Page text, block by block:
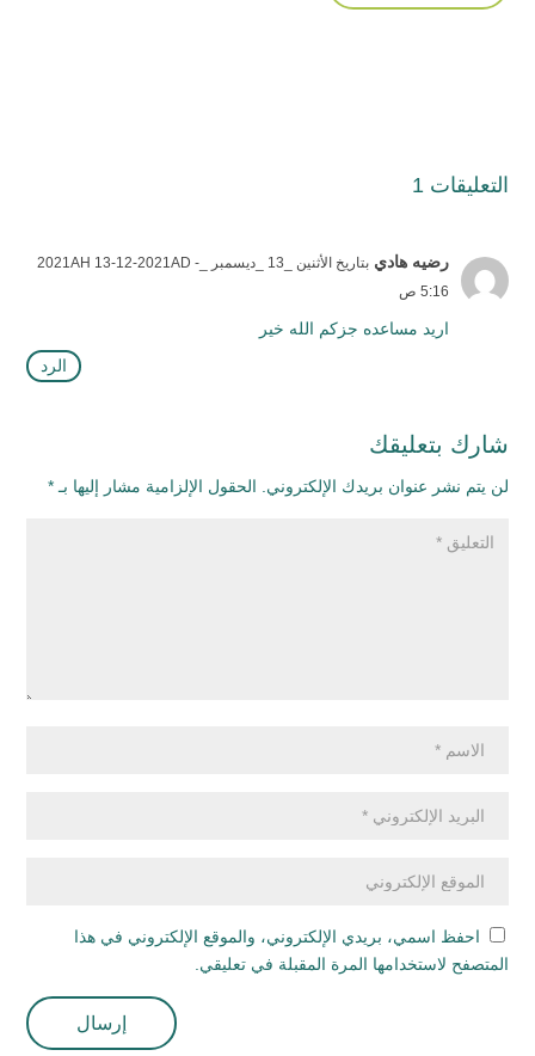
التعليقات 1
رضيه هادي
بتاريخ الأثنين _13 _ديسمبر _2021AH 13-12-2021AD -
5:16 ص
اريد مساعده جزكم الله خير
الرد
شارك بتعليقك
لن يتم نشر عنوان بريدك الإلكتروني. الحقول الإلزامية مشار إليها بـ *
احفظ اسمي، بريدي الإلكتروني، والموقع الإلكتروني في هذا
المتصفح لاستخدامها المرة المقبلة في تعليقي.